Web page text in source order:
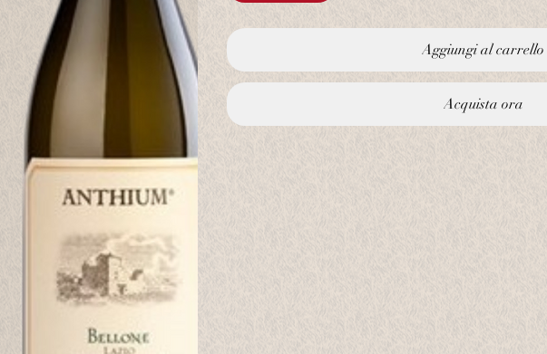
Aggiungi al carrello
Acquista ora